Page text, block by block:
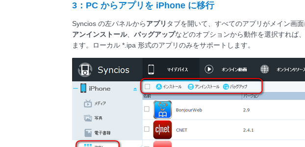
3：PC からアプリを iPhone に移行
Syncios の左パネルからアプリ タブを開いて、すべてのアプリがメイン画
アンインストール、 バッグアップなどのオプションから動作を選択すれば
ます。ローカル *.ipa 形式のアプリのみをサポートします。